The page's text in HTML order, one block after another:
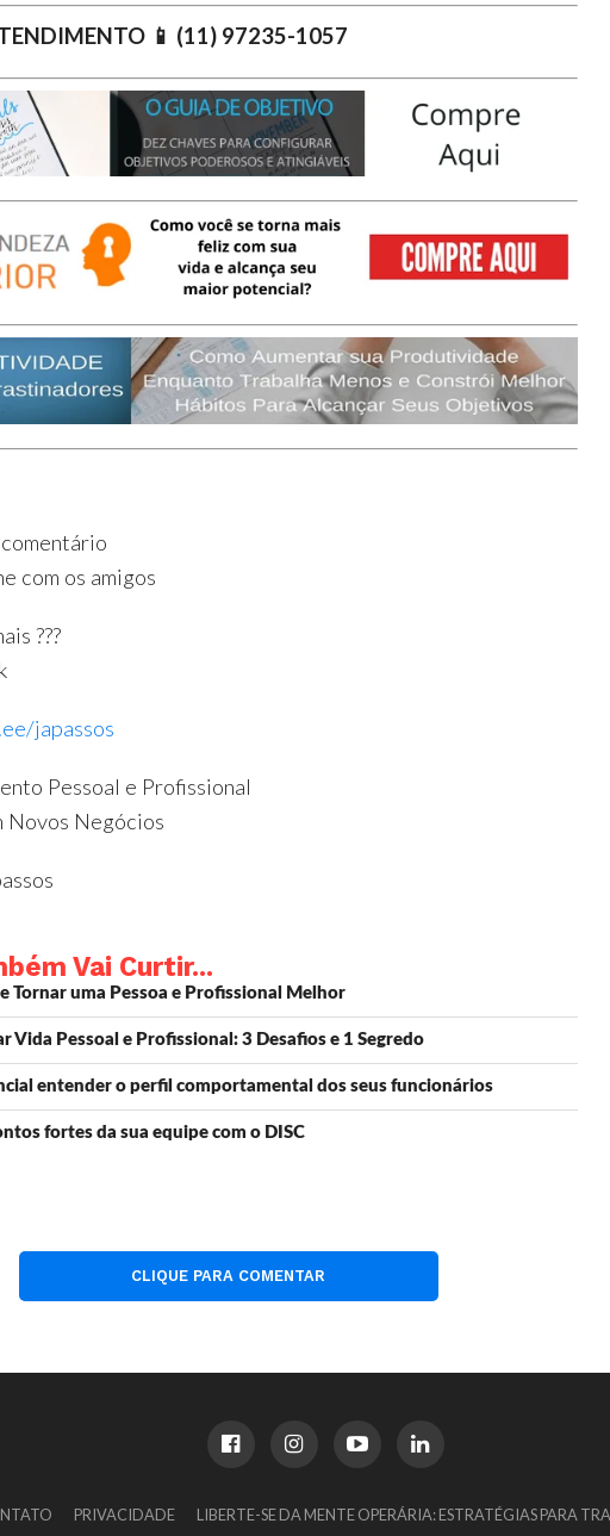
📱 (11) 97235-1057
com os amigos
???
japassos
Pessoal e Profissional
Novos Negócios
Vai Curtir...
Tornar uma Pessoa e Profissional Melhor
Vida Pessoal e Profissional: 3 Desafios e 1 Segredo
entender o perfil comportamental dos seus funcionários
fortes da sua equipe com o DISC
CLIQUE PARA COMENTAR
PRIVACIDADE LIBERTE-SE DA MENTE OPERÁRIA: ESTRATÉGIAS PARA